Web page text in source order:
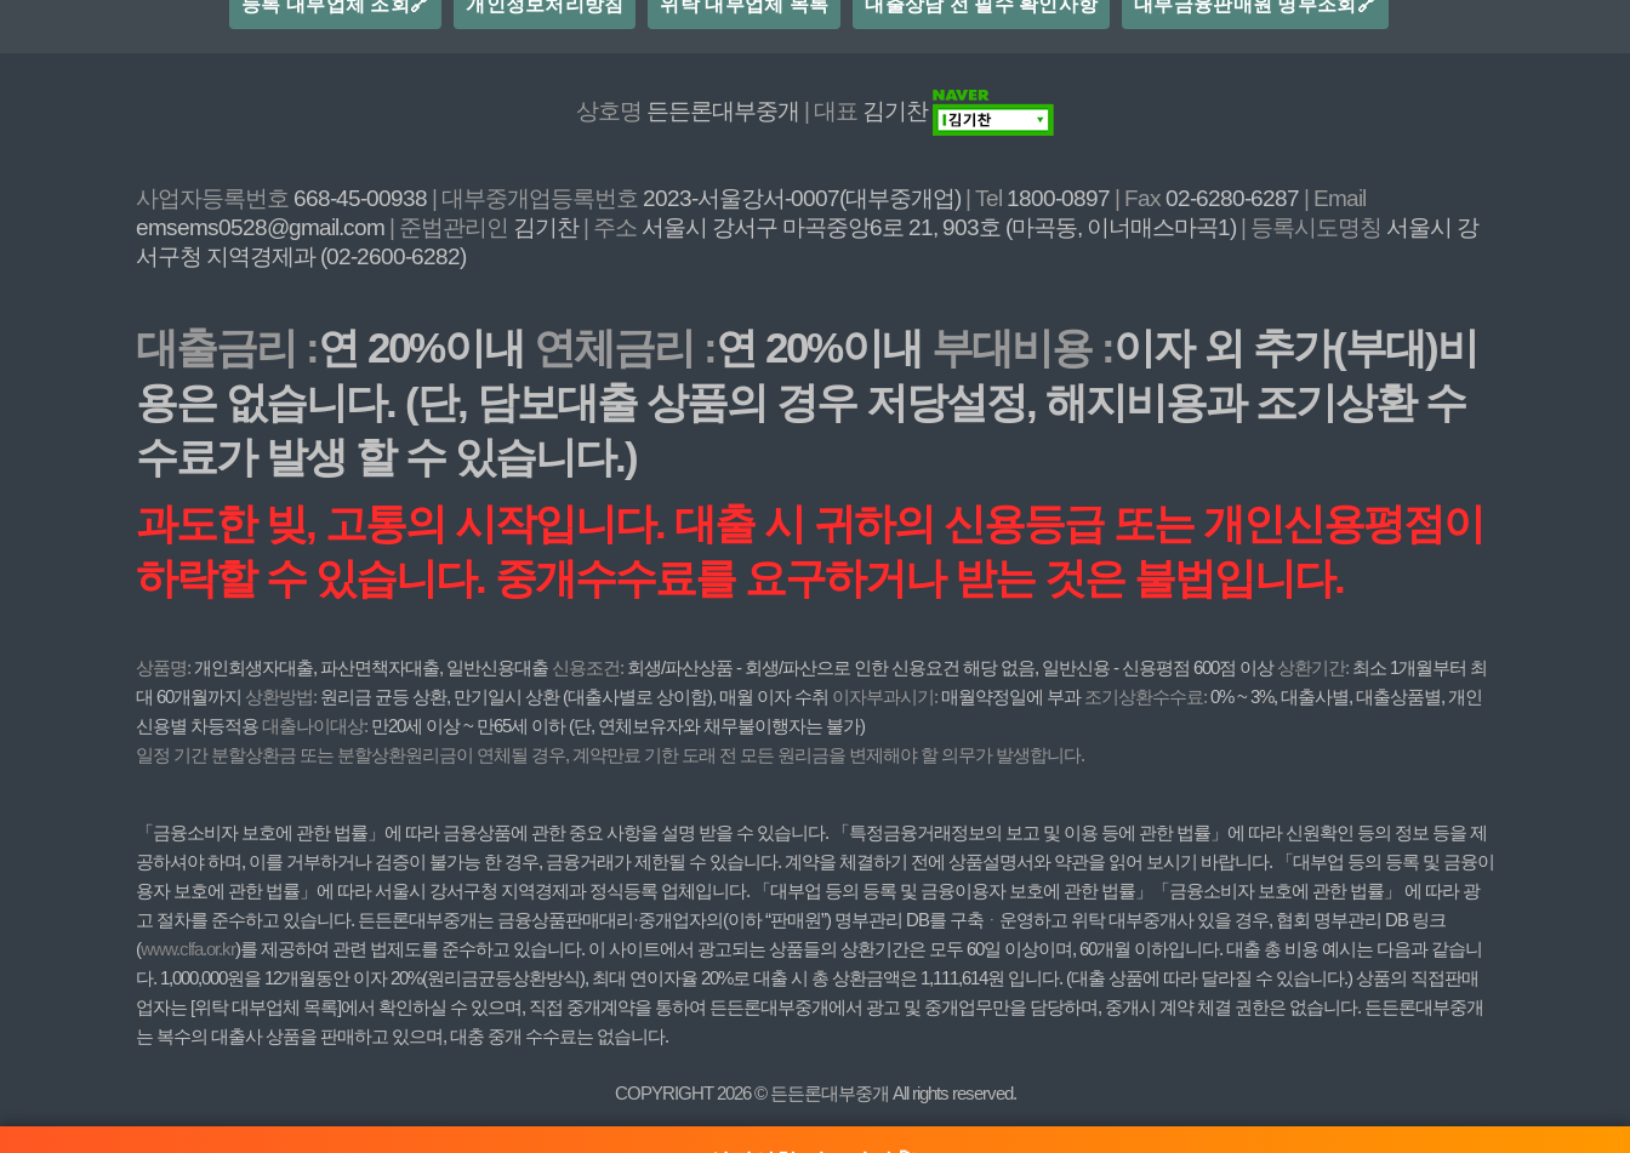
등록 대부업체 조회🔗 개인정보처리방침 위탁 대부업체 목록 대출상담 전 필수 확인사항 대부금융판매원 명부조회🔗
상호명 든든론대부중개 | 대표 김기찬
사업자등록번호 668-45-00938 | 대부중개업등록번호 2023-서울강서-0007(대부중개업) | Tel 1800-0897 | Fax02-6280-6287
| Email
emsems0528@gmail.com
| 준법관리인 김기찬 | 주소 서울시 강서구 마곡중앙6로 21, 903호 (마곡동, 이너매스마곡1) | 등록시도명칭 서울시 강
서구청 지역경제과 (02-2600-6282)
대출금리 :연 20%이내 연체금리 :연 20%이내 부대비용 :이자 외 추가(부대)비
용은 없습니다. (단, 담보대출 상품의 경우 저당설정, 해지비용과 조기상환 수
수료가 발생 할 수 있습니다.)
과도한 빚, 고통의 시작입니다. 대출 시 귀하의 신용등급 또는 개인신용평점이
하락할 수 있습니다. 중개수수료를 요구하거나 받는 것은 불법입니다.
상품명: 개인회생자대출, 파산면책자대출, 일반신용대출 신용조건: 회생/파산상품 - 회생/파산으로 인한 신용요건 해당 없음, 일반신용 - 신용평점 600점 이상상환기간: 최소 1개월부터 최
대 60개월까지 상환방법: 원리금 균등 상환, 만기일시 상환 (대출사별로 상이함), 매월 이자 수취 이자부과시기: 매월약정일에 부과 조기상환수수료:0% ~ 3%, 대출사별, 대출상품별, 개인
신용별 차등적용 대출나이대상: 만20세 이상 ~ 만65세 이하 (단, 연체보유자와 채무불이행자는 불가)
일정 기간 분할상환금 또는 분할상환원리금이 연체될 경우, 계약만료 기한 도래 전 모든 원리금을 변제해야 할 의무가 발생합니다.
「금융소비자 보호에 관한 법률」에 따라 금융상품에 관한 중요 사항을 설명 받을 수 있습니다. 「특정금융거래정보의 보고 및 이용 등에 관한 법률」에 따라 신원확인 등의 정보 등을 제
공하셔야 하며, 이를 거부하거나 검증이 불가능 한 경우, 금융거래가 제한될 수 있습니다. 계약을 체결하기 전에 상품설명서와 약관을 읽어 보시기 바랍니다. 「대부업 등의 등록 및 금융이
용자 보호에 관한 법률」에 따라 서울시 강서구청 지역경제과 정식등록 업체입니다. 「대부업 등의 등록 및 금융이용자 보호에 관한 법률」「금융소비자 보호에 관한 법률」 에 따라 광
고 절차를 준수하고 있습니다. 든든론대부중개는 금융상품판매대리·중개업자의(이하 “판매원”) 명부관리 DB를 구축ᆞ운영하고 위탁 대부중개사 있을 경우, 협회 명부관리 DB 링크
(www.clfa.or.kr)를 제공하여 관련 법제도를 준수하고 있습니다. 이 사이트에서 광고되는 상품들의 상환기간은 모두 60일 이상이며, 60개월 이하입니다. 대출 총 비용 예시는 다음과 같습니
다. 1,000,000원을 12개월동안 이자 20%(원리금균등상환방식), 최대 연이자율 20%로 대출 시 총 상환금액은 1,111,614원 입니다. (대출 상품에 따라 달라질 수 있습니다.) 상품의 직접판매
업자는 [위탁 대부업체 목록]에서 확인하실 수 있으며, 직접 중개계약을 통하여 든든론대부중개에서 광고 및 중개업무만을 담당하며, 중개시 계약 체결 권한은 없습니다. 든든론대부중개
는 복수의 대출사 상품을 판매하고 있으며, 대충 중개 수수료는 없습니다.
COPYRIGHT 2026 © 든든론대부중개 All rights reserved.